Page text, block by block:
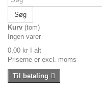
Søg
Kurv (tom)
Ingen varer
0,00 kr
I alt
Priserne er excl. moms
Til betaling